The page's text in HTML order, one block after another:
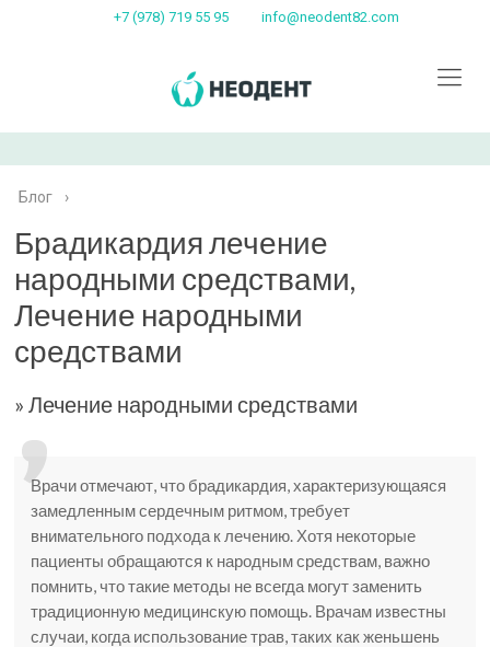
+7 (978) 719 55 95 info@neodent82.com
Блог ›
Брадикардия лечение
народными средствами,
Лечение народными
средствами
» Лечение народными средствами
Врачи отмечают, что брадикардия, характеризующаяся
замедленным сердечным ритмом, требует
внимательного подхода к лечению. Хотя некоторые
пациенты обращаются к народным средствам, важно
помнить, что такие методы не всегда могут заменить
традиционную медицинскую помощь. Врачам известны
случаи, когда использование трав, таких как женьшень